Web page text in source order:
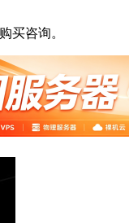
买咨询。